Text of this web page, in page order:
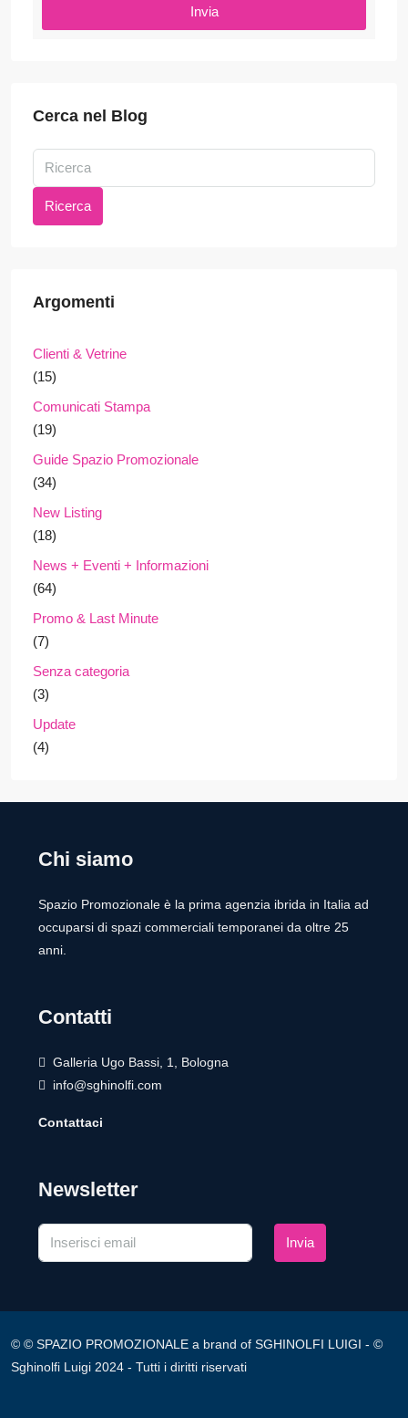
Invia
Cerca nel Blog
Ricerca
Argomenti
Clienti & Vetrine
(15)
Comunicati Stampa
(19)
Guide Spazio Promozionale
(34)
New Listing
(18)
News + Eventi + Informazioni
(64)
Promo & Last Minute
(7)
Senza categoria
(3)
Update
(4)
Chi siamo
Spazio Promozionale è la prima agenzia ibrida in Italia ad
occuparsi di spazi commerciali temporanei da oltre 25
anni.
Contatti
Galleria Ugo Bassi, 1, Bologna
info@sghinolfi.com
Contattaci
Newsletter
Invia
© © SPAZIO PROMOZIONALE a brand of SGHINOLFI LUIGI - ©
Sghinolfi Luigi 2024 - Tutti i diritti riservati